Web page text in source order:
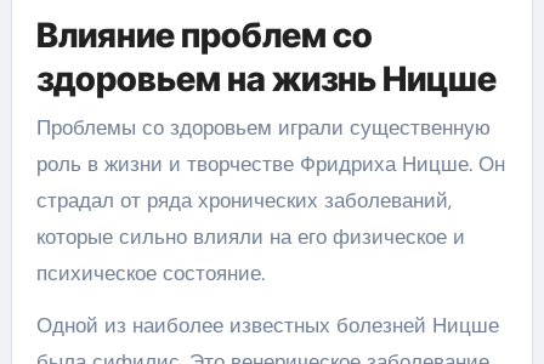
Влияние проблем со
здоровьем на жизнь Ницше
Проблемы со здоровьем играли существенную
роль в жизни и творчестве Фридриха Ницше. Он
страдал от ряда хронических заболеваний,
которые сильно влияли на его физическое и
психическое состояние.
Одной из наиболее известных болезней Ницше